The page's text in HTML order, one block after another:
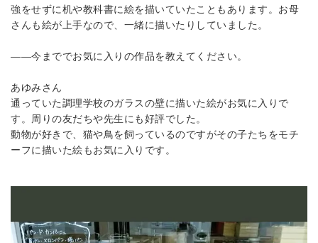
強をせずに机や教科書に絵を描いていたこともあります。お母
さんも絵が上手なので、一緒に描いたりしていました。
――今まででお気に入りの作品を教えてください。
あゆみさん
通っていた調理学校のガラスの壁に描いた絵がお気に入りで
す。周りの友だちや先生にも好評でした。
動物が好きで、猫や鳥を飼っているのですがその子たちをモチ
ーフに描いた絵もお気に入りです。